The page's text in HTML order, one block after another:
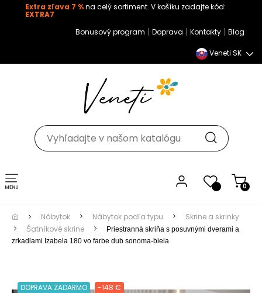
Extra zľava 7 %na celý sortiment. V košíku zadajte kód:
EXTRA7
Bonusový program | Doprava | Kontakty | Blog
Veneti SK
0
Toggle navigation
Nábytok Nábytok podľa typu
Skrine a skrinky
Šatníkové skrine
Priestranná skriňa s posuvnými dverami
a zrkadlami Izabela 180 vo farbe dub sonoma-biela
DOPRAVA ZADARMO -148 €